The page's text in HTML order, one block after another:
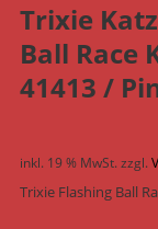
Trixie
Ball Race
41413 /
inkl. 19 % MwSt.zzgl.
Trixie Flashing Ball